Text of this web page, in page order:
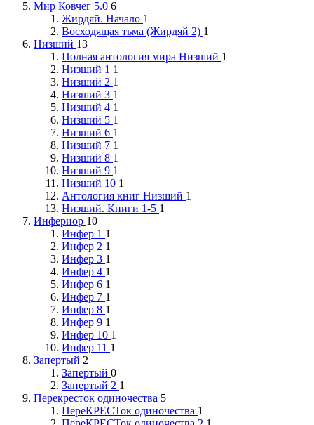
Мир Ковчег 5.0 6
Жирдяй. Начало 1
Восходящая тьма (Жирдяй 2) 1
Низший 13
Полная антология мира Низший 1
Низший 1 1
Низший 2 1
Низший 3 1
Низший 4 1
Низший 5 1
Низший 6 1
Низший 7 1
Низший 8 1
Низший 9 1
Низший 10 1
Антология книг Низший 1
Низший. Книги 1-5 1
Инфериор 10
Инфер 1 1
Инфер 2 1
Инфер 3 1
Инфер 4 1
Инфер 6 1
Инфер 7 1
Инфер 8 1
Инфер 9 1
Инфер 10 1
Инфер 11 1
Запертый 2
Запертый 0
Запертый 2 1
Перекресток одиночества 5
ПереКРЕСТок одиночества 1